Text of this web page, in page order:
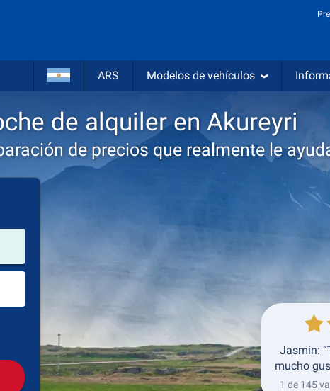
ARS Modelos de vehículos
de alquiler en Akureyri
de precios que realmente le
Jasmin:
mucho
1 de 145